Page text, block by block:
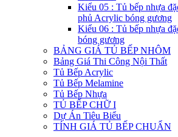
Kiểu 05 : Tủ bếp nhựa
phủ Acrylic bóng gương
Kiểu 06 : Tủ bếp nhựa
bóng gương
BẢNG GIÁ TỦ BẾP NHÔM
Bảng Giá Thi Công Nội Thất
Tủ Bếp Acrylic
Tủ Bếp Melamine
Tủ Bếp Nhựa
TỦ BẾP CHỮ I
Dự Án Tiêu Biểu
TÍNH GIÁ TỦ BẾP CHUẨN